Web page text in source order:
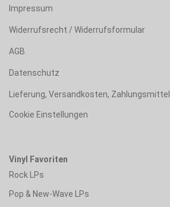
Impressum
Widerrufsrecht / Widerrufsformular
AGB
Datenschutz
Lieferung, Versandkosten, Zahlungsmittel
Cookie Einstellungen
Vinyl Favoriten
Rock LPs
Pop & New-Wave LPs